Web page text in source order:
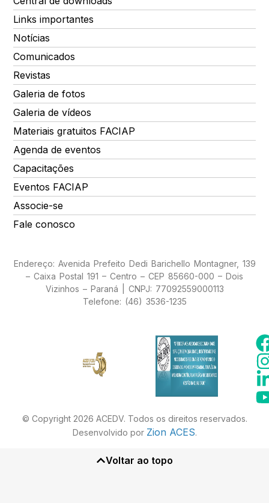
Links importantes
Notícias
Comunicados
Revistas
Galeria de fotos
Galeria de vídeos
Materiais gratuitos FACIAP
Agenda de eventos
Capacitações
Eventos FACIAP
Associe-se
Fale conosco
Endereço: Avenida Prefeito Dedi Barichello Montagner, 139
– Caixa Postal 191 – Centro – CEP 85660-000 – Dois
Vizinhos – Paraná | CNPJ: 77092559000113
Telefone: (46) 3536-1235
© Copyright 2026 ACEDV. Todos os direitos reservados.
Desenvolvido por Zion ACES.
Voltar ao topo